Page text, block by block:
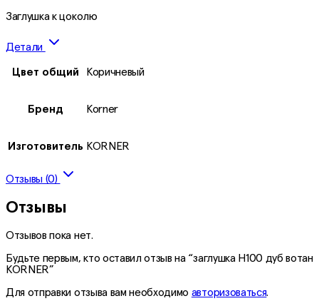
Заглушка к цоколю
Детали
Цвет общий Коричневый
Бренд Korner
Изготовитель KORNER
Отзывы (0)
Отзывы
Отзывов пока нет.
Будьте первым, кто оставил отзыв на “заглушка H100 дуб вотан
KORNER”
Для отправки отзыва вам необходимо авторизоваться.